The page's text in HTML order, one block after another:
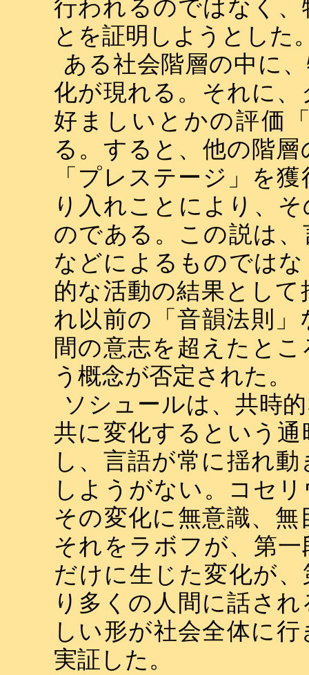
とを証明しようとした
ある社会階層の中に
化が現れる。それに
好ましいとかの評価
る。すると、他の階
「プレステージ」を
り入れことにより、
のである。この説は
などによるものでは
的な活動の結果とし
れ以前の「音韻法則
間の意志を超えたと
う概念が否定された。
ソシュールは、共時
共に変化するという
し、言語が常に揺れ
しようがない。コセ
その変化に無意識、
それをラボフが、第
だけに生じた変化が
り多くの人間に話さ
しい形が社会全体に
実証した。